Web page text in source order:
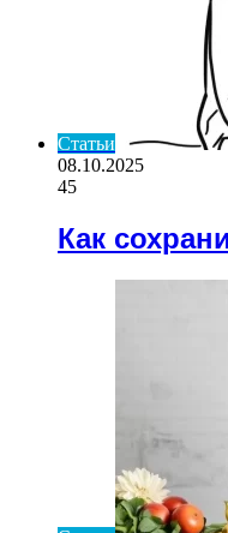
Статьи
08.10.2025
45
Как